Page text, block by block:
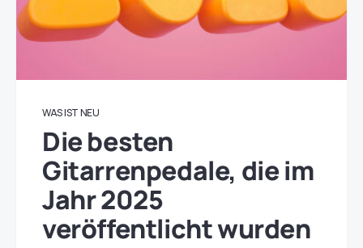
WAS IST NEU
Die besten
Gitarrenpedale, die im
Jahr 2025
veröffentlicht wurden